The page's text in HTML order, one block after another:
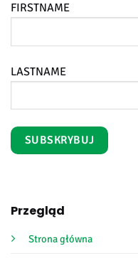
Przegląd
Strona główna
FIRSTNAME
LASTNAME